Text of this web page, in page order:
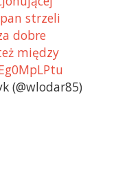
strzeli
dobre
między
(@wlodar85)